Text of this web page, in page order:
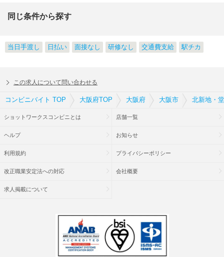
同じ条件から探す
当日手渡し 日払い 面接なし 研修なし 交通費支給 駅チカ
この求人について問い合わせる
コンビニバイト TOP 大阪府TOP 大阪府 大阪市 北新地・
ショットワークスコンビニとは 店舗一覧
ヘルプ お知らせ
利用規約 プライバシーポリシー
改正職業安定法への対応 会社概要
求人掲載について